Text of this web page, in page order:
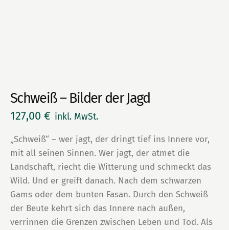
Schweiß – Bilder der Jagd
127,00 € inkl. MwSt.
„Schweiß“ – wer jagt, der dringt tief ins Innere vor,
mit all seinen Sinnen. Wer jagt, der atmet die
Landschaft, riecht die Witterung und schmeckt das
Wild. Und er greift danach. Nach dem schwarzen
Gams oder dem bunten Fasan. Durch den Schweiß
der Beute kehrt sich das Innere nach außen,
verrinnen die Grenzen zwischen Leben und Tod. Als